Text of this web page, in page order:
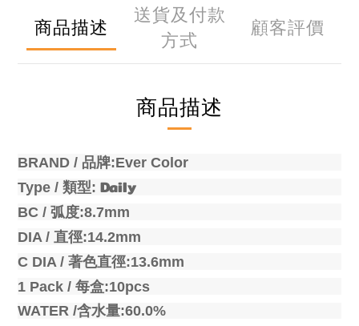
商品描述
送貨及付款
方式
顧客評價
商品描述
BRAND / 品牌:Ever Color
Type / 類型: Daily
BC / 弧度:8.7mm
DIA / 直徑:14.2mm
C DIA / 著色直徑:13.6mm
1 Pack / 每盒:10pcs
WATER /含水量:60.0%